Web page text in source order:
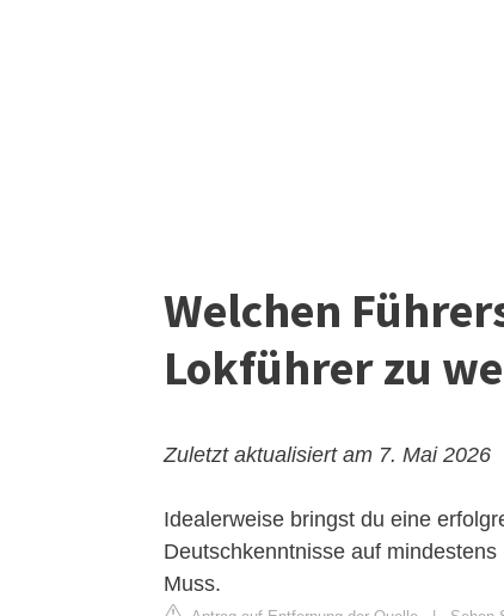
Welchen
Lokführer zu
Zuletzt aktualisiert am 7. Mai 2026
Idealerweise bringst du eine
Deutschkenntnisse auf
Muss.